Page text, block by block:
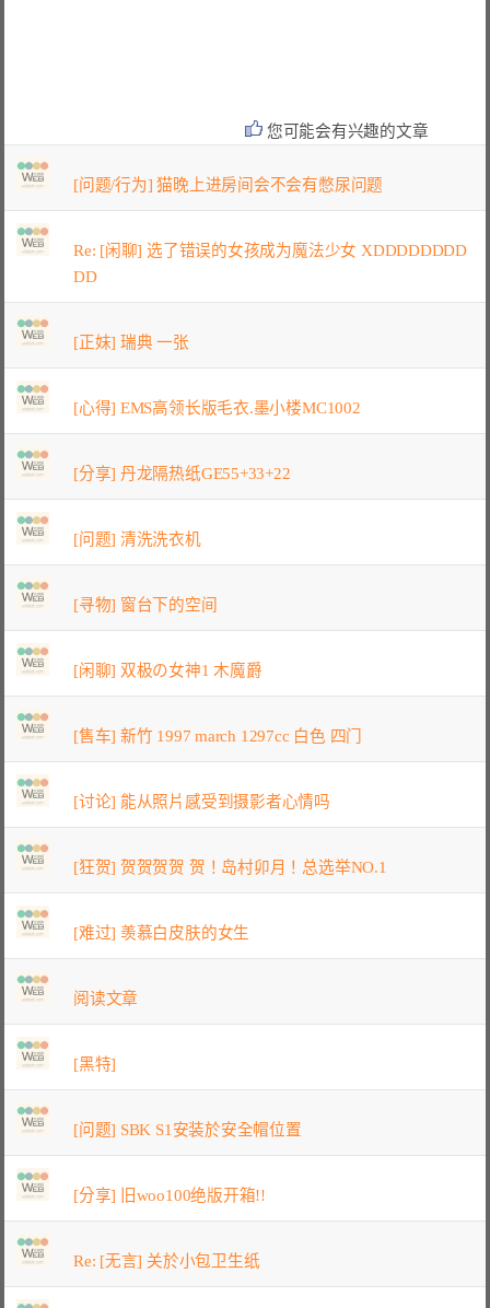
您可能会有兴趣的文章
[问题/行为] 猫晚上进房间会不会有憋尿问题
Re: [闲聊] 选了错误的女孩成为魔法少女 XDDDDDDDD
DD
[正妹] 瑞典 一张
[心得] EMS高领长版毛衣.墨小楼MC1002
[分享] 丹龙隔热纸GE55+33+22
[问题] 清洗洗衣机
[寻物] 窗台下的空间
[闲聊] 双极の女神1 木魔爵
[售车] 新竹 1997 march 1297cc 白色 四门
[讨论] 能从照片感受到摄影者心情吗
[狂贺] 贺贺贺贺 贺！岛村卯月！总选举NO.1
[难过] 羡慕白皮肤的女生
阅读文章
[黑特]
[问题] SBK S1安装於安全帽位置
[分享] 旧woo100绝版开箱!!
Re: [无言] 关於小包卫生纸